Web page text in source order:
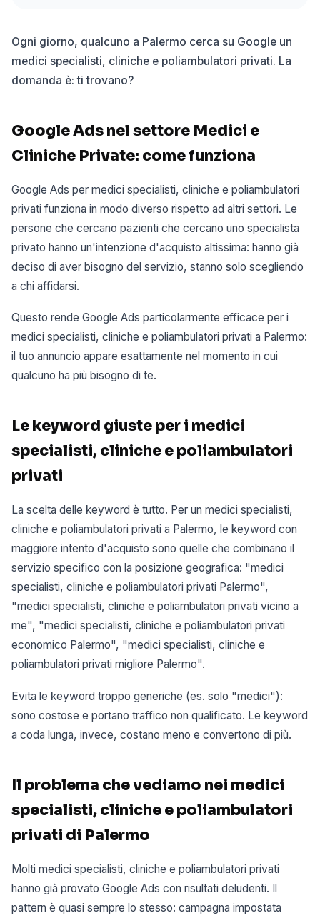
Ogni giorno, qualcuno a Palermo cerca su Google un
medici specialisti, cliniche e poliambulatori privati. La
domanda è: ti trovano?
Google Ads nel settore Medici e
Cliniche Private: come funziona
Google Ads per medici specialisti, cliniche e poliambulatori
privati funziona in modo diverso rispetto ad altri settori. Le
persone che cercano pazienti che cercano uno specialista
privato hanno un'intenzione d'acquisto altissima: hanno già
deciso di aver bisogno del servizio, stanno solo scegliendo
a chi affidarsi.
Questo rende Google Ads particolarmente efficace per i
medici specialisti, cliniche e poliambulatori privati a Palermo:
il tuo annuncio appare esattamente nel momento in cui
qualcuno ha più bisogno di te.
Le keyword giuste per i medici
specialisti, cliniche e poliambulatori
privati
La scelta delle keyword è tutto. Per un medici specialisti,
cliniche e poliambulatori privati a Palermo, le keyword con
maggiore intento d'acquisto sono quelle che combinano il
servizio specifico con la posizione geografica: "medici
specialisti, cliniche e poliambulatori privati Palermo",
"medici specialisti, cliniche e poliambulatori privati vicino a
me", "medici specialisti, cliniche e poliambulatori privati
economico Palermo", "medici specialisti, cliniche e
poliambulatori privati migliore Palermo".
Evita le keyword troppo generiche (es. solo "medici"):
sono costose e portano traffico non qualificato. Le keyword
a coda lunga, invece, costano meno e convertono di più.
Il problema che vediamo nei medici
specialisti, cliniche e poliambulatori
privati di Palermo
Molti medici specialisti, cliniche e poliambulatori privati
hanno già provato Google Ads con risultati deludenti. Il
pattern è quasi sempre lo stesso: campagna impostata